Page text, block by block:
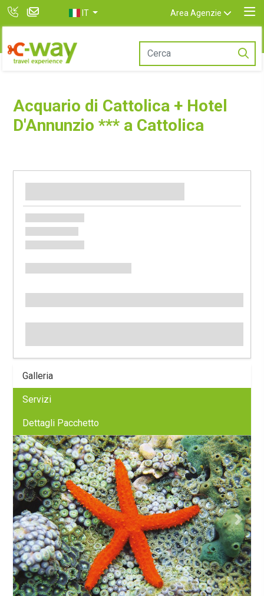
IT Area Agenzie
Acquario di Cattolica + Hotel
D'Annunzio *** a Cattolica
Galleria
Servizi
Dettagli Pacchetto
Previous Next